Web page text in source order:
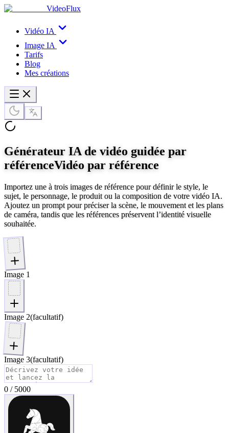
VideoFlux
Vidéo IA
Image IA
Tarifs
Blog
Mes créations
Générateur IA de vidéo guidée par
référenceVidéo par référence
Importez une à trois images de référence pour définir le style, le
sujet, le personnage, le produit ou la composition de votre vidéo IA.
Ajoutez un prompt pour préciser la scène, le mouvement et les plans
de caméra, tandis que les références préservent l’identité visuelle
souhaitée.
Image 1
Image 2(facultatif)
Image 3(facultatif)
0 / 5000